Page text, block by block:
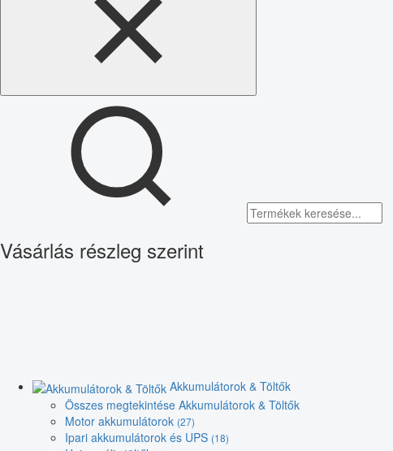
Vásárlás részleg szerint
Akkumulátorok & Töltők
Összes megtekintése Akkumulátorok & Töltők
Motor akkumulátorok (27)
Ipari akkumulátorok és UPS (18)